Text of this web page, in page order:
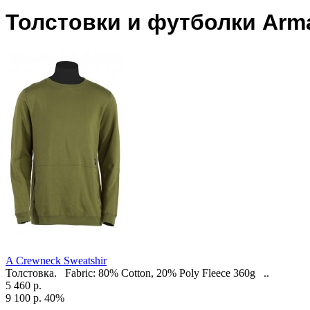
Толстовки и футболки
A Crewneck Sweatshir
Толстовка. Fabric: 80% Cotton, 20% Poly Fleece 360g ..
5 460 р.
9 100 р. 40%